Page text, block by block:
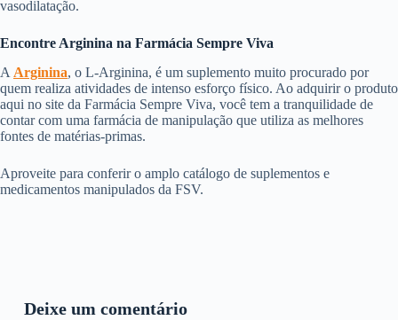
vasodilatação.
Encontre Arginina na Farmácia Sempre Viva
A Arginina, o L-Arginina, é um suplemento muito procurado por
quem realiza atividades de intenso esforço físico. Ao adquirir o produto
aqui no site da Farmácia Sempre Viva, você tem a tranquilidade de
contar com uma farmácia de manipulação que utiliza as melhores
fontes de matérias-primas.
Aproveite para conferir o amplo catálogo de suplementos e
medicamentos manipulados da FSV.
Deixe um comentário